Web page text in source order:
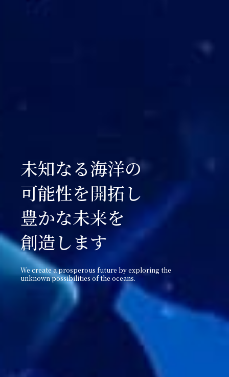
未知なる海洋の
可能性を開拓し
豊かな未来を
創造します
We create a prosperous future by exploring the
unknownpossibilities of the oceans.